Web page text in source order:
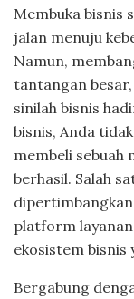
Membuka bisnis
jalan menuju
Namun,
tantangan
sinilah bisnis
bisnis, Anda
membeli sebuah
berhasil. Salah
dipertimbangkan
platform
ekosistem bisnis
Bergabung